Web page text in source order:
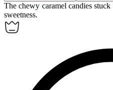
Thechewy caramel candies
sweetness.